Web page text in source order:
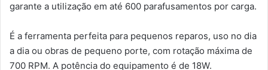
garante a utilização em até 600 parafusamentos por carga.
É a ferramenta perfeita para pequenos reparos, uso no dia
a dia ou obras de pequeno porte, com rotação máxima de
700 RPM. A potência do equipamento é de 18W.